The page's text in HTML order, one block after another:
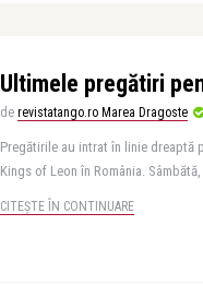
Ultimele pregătiri
de revistatango.ro Marea Dragoste
Pregătirile au intrat în linie
Kings of Leon în România.
CITEȘTE ÎN CONTINUARE